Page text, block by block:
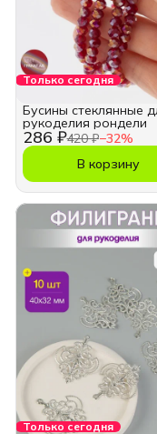
Только сегодня
286 ₽420 ₽−32%
Бусины стеклянные
рукоделия рондели
В корзину
Только сегодня